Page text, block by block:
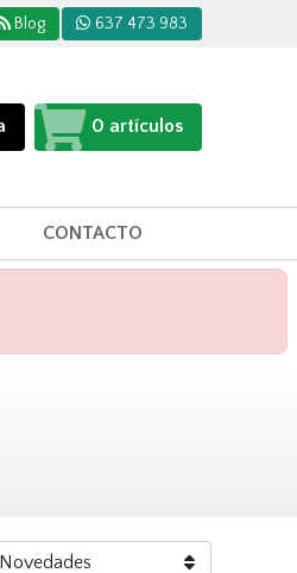
Blog 637 473 983
0 artículos
CONTACTO